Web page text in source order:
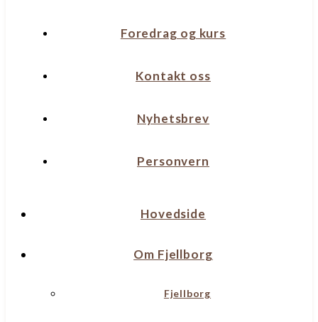
Foredrag og kurs
Kontakt oss
Nyhetsbrev
Personvern
Hovedside
Om Fjellborg
Fjellborg